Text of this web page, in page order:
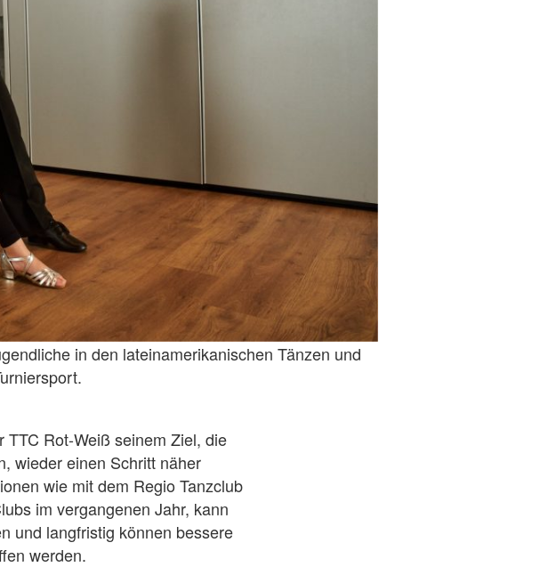
in den lateinamerikanischen Tänzen und
TTC Rot-Weiß seinem Ziel, die
wieder einen Schritt näher
wie mit dem Regio Tanzclub
im vergangenen Jahr, kann
und langfristig können bessere
werden.